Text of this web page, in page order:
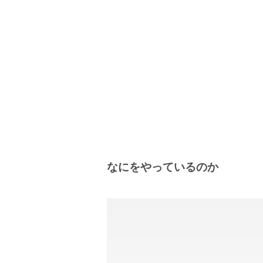
なにをやっているのか